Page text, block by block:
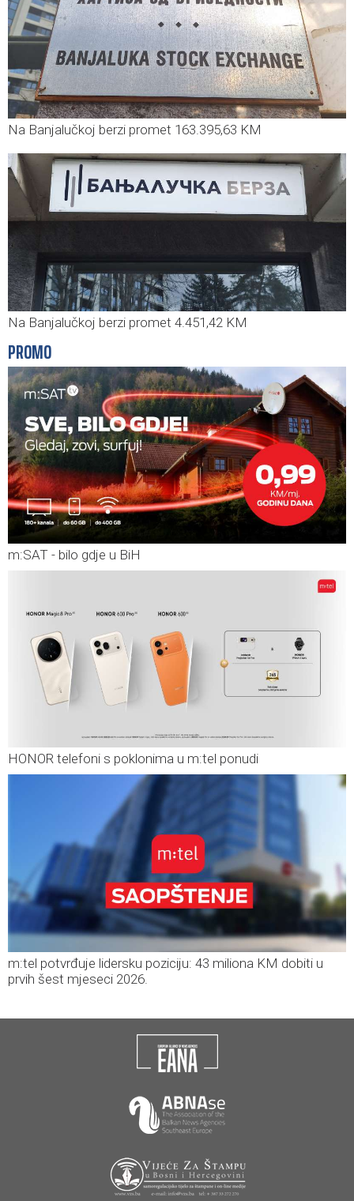
Na Banjalučkoj berzi promet 163.395,63 KM
Na Banjalučkoj berzi promet 4.451,42 KM
PROMO
m:SAT - bilo gdje u BiH
HONOR telefoni s poklonima u m:tel ponudi
m:tel potvrđuje lidersku poziciju: 43 miliona KM dobiti u
prvih šest mjeseci 2026.